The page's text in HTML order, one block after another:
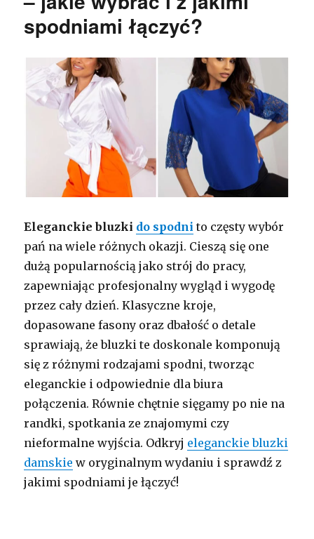
spodniami łączyć?
Eleganckie bluzki do spodni to częsty wybór
pań na wiele różnych okazji. Cieszą się one
dużą popularnością jako strój do pracy,
zapewniając profesjonalny wygląd i wygodę
przez cały dzień. Klasyczne kroje,
dopasowane fasony oraz dbałość o detale
sprawiają, że bluzki te doskonale komponują
się z różnymi rodzajami spodni, tworząc
eleganckie i odpowiednie dla biura
połączenia. Równie chętnie sięgamy po nie na
randki, spotkania ze znajomymi czy
nieformalne wyjścia. Odkryj eleganckie bluzki
damskie w oryginalnym wydaniu i sprawdź z
jakimi spodniami je łączyć!